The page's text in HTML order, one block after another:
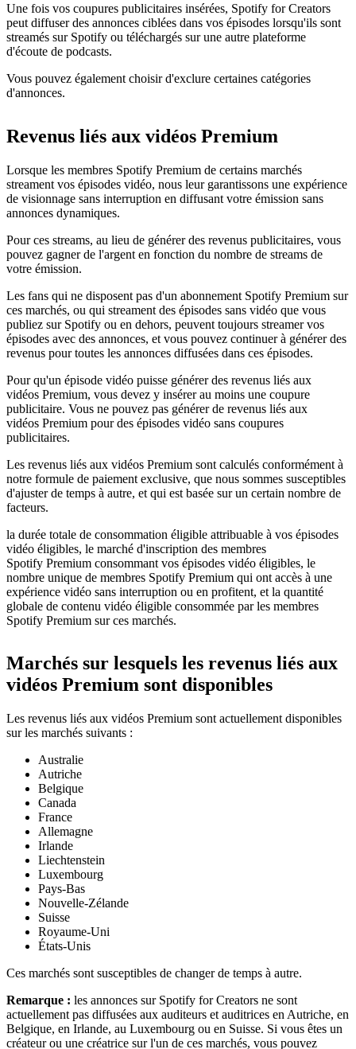
Une fois vos coupures publicitaires insérées, Spotify for Creators
peut diffuser des annonces ciblées dans vos épisodes lorsqu'ils sont
streamés sur Spotify ou téléchargés sur une autre plateforme
d'écoute de podcasts.
Vous pouvez également choisir d'exclure certaines catégories
d'annonces.
Revenus liés aux vidéos Premium
Lorsque les membres Spotify Premium de certains marchés
streament vos épisodes vidéo, nous leur garantissons une expérience
de visionnage sans interruption en diffusant votre émission sans
annonces dynamiques.
Pour ces streams, au lieu de générer des revenus publicitaires, vous
pouvez gagner de l'argent en fonction du nombre de streams de
votre émission.
Les fans qui ne disposent pas d'un abonnement Spotify Premium sur
ces marchés, ou qui streament des épisodes sans vidéo que vous
publiez sur Spotify ou en dehors, peuvent toujours streamer vos
épisodes avec des annonces, et vous pouvez continuer à générer des
revenus pour toutes les annonces diffusées dans ces épisodes.
Pour qu'un épisode vidéo puisse générer des revenus liés aux
vidéos Premium, vous devez y insérer au moins une coupure
publicitaire. Vous ne pouvez pas générer de revenus liés aux
vidéos Premium pour des épisodes vidéo sans coupures
publicitaires.
Les revenus liés aux vidéos Premium sont calculés conformément à
notre formule de paiement exclusive, que nous sommes susceptibles
d'ajuster de temps à autre, et qui est basée sur un certain nombre de
facteurs.
la durée totale de consommation éligible attribuable à vos épisodes
vidéo éligibles, le marché d'inscription des membres
Spotify Premium consommant vos épisodes vidéo éligibles, le
nombre unique de membres Spotify Premium qui ont accès à une
expérience vidéo sans interruption ou en profitent, et la quantité
globale de contenu vidéo éligible consommée par les membres
Spotify Premium sur ces marchés.
Marchés sur lesquels les revenus liés aux
vidéos Premium sont disponibles
Les revenus liés aux vidéos Premium sont actuellement disponibles
sur les marchés suivants :
Australie
Autriche
Belgique
Canada
France
Allemagne
Irlande
Liechtenstein
Luxembourg
Pays-Bas
Nouvelle-Zélande
Suisse
Royaume-Uni
États-Unis
Ces marchés sont susceptibles de changer de temps à autre.
Remarque : les annonces sur Spotify for Creators ne sont
actuellement pas diffusées aux auditeurs et auditrices en Autriche, en
Belgique, en Irlande, au Luxembourg ou en Suisse. Si vous êtes un
créateur ou une créatrice sur l'un de ces marchés, vous pouvez